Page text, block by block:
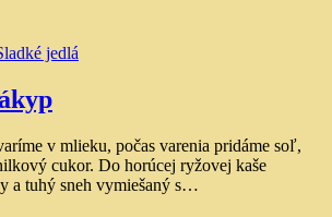
jedlá
v mlieku, počas varenia pridáme soľ,
cukor. Do horúcej ryžovej kaše
a tuhý sneh vymiešaný s…